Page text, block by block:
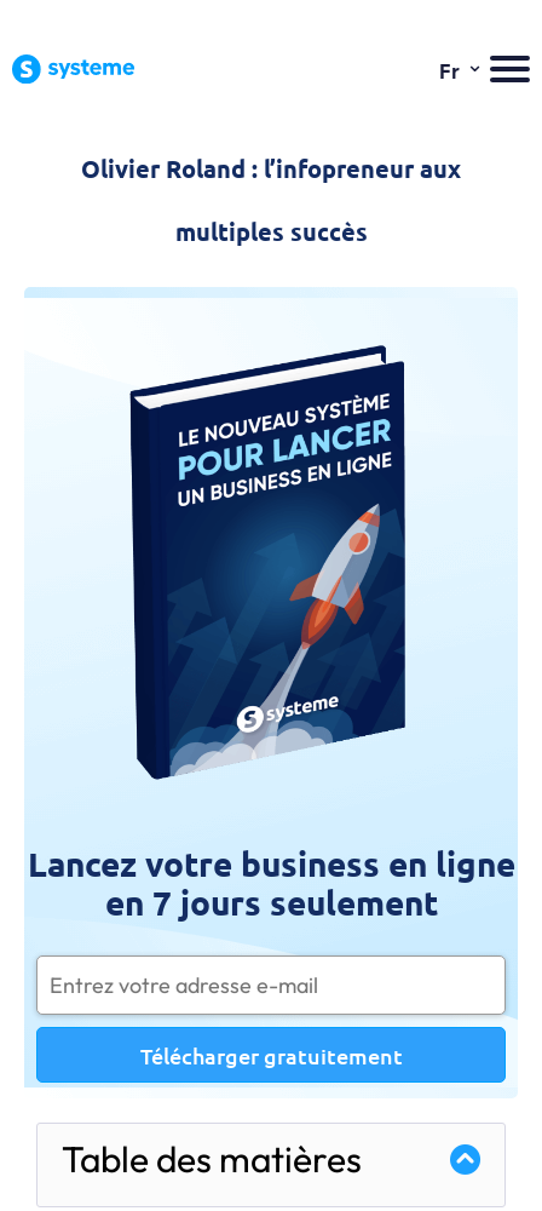
Fr ⌄
Olivier Roland : l’infopreneur aux
multiples succès
Lancez votre business en ligne
en 7 jours seulement
Télécharger gratuitement
Table des matières